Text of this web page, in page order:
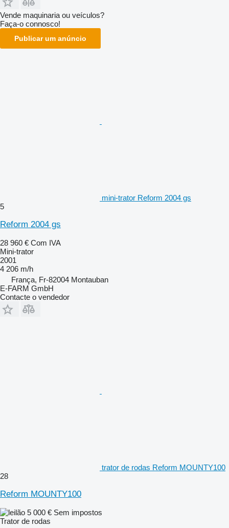
Vende maquinaria ou veículos?
Faça-o connosco!
Publicar um anúncio
mini-trator Reform 2004 gs
5
Reform 2004 gs
28 960 € Com IVA
Mini-trator
2001
4 206 m/h
França, Fr-82004 Montauban
E-FARM GmbH
Contacte o vendedor
trator de rodas Reform MOUNTY100
28
Reform MOUNTY100
5 000 € Sem impostos
Trator de rodas